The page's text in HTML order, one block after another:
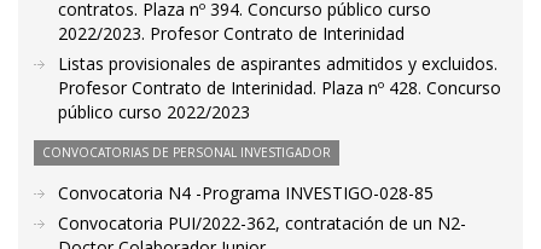
contratos. Plaza nº 394. Concurso público curso
2022/2023. Profesor Contrato de Interinidad
Listas provisionales de aspirantes admitidos y excluidos.
Profesor Contrato de Interinidad. Plaza nº 428. Concurso
público curso 2022/2023
CONVOCATORIAS DE PERSONAL INVESTIGADOR
Convocatoria N4 -Programa INVESTIGO-028-85
Convocatoria PUI/2022-362, contratación de un N2-